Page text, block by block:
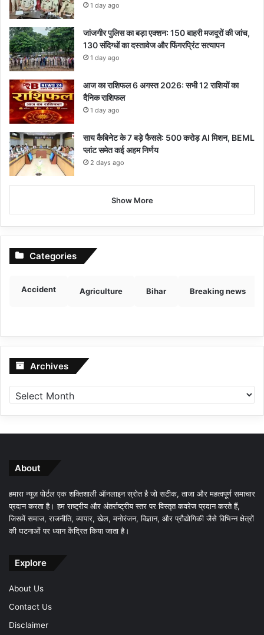
1 day ago
जांजगीर पुलिस का बड़ा एक्शन: 150 बाहरी मजदूरों की जांच,
130 संदिग्धों का दस्तावेज और फिंगरप्रिंट सत्यापन
1 day ago
आज का राशिफल 6 अगस्त 2026: सभी 12 राशियों का
दैनिक राशिफल
1 day ago
साय कैबिनेट के 7 बड़े फैसले: 500 करोड़ AI मिशन, BEML
प्लांट समेत कई अहम निर्णय
2 days ago
Show More
Categories
Accident Agriculture Bihar Breaking news
Archives Archives
About
हमारा न्यूज़ पोर्टल एक शक्तिशाली ऑनलाइन स्रोत है जो सटीक, ताजा और महत्वपूर्ण समाचार
प्रदान करता है। हम राष्ट्रीय और अंतर्राष्ट्रीय स्तर पर विस्तृत कवरेज प्रदान करते हैं,
जिसमें समाज, राजनीति, व्यापार, खेल, मनोरंजन, विज्ञान, और प्रौद्योगिकी जैसे विभिन्न क्षेत्रों
की घटनाओं पर ध्यान केंद्रित किया जाता है।
Explore
About Us
Contact Us
Disclaimer